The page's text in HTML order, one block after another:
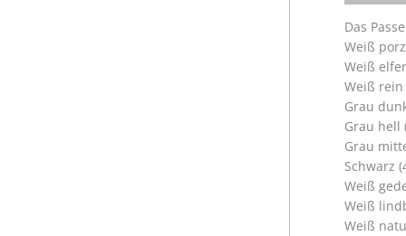
Das
Weiß
Weiß
Weiß rein
Grau
Grau hell
Grau
Schwarz
Weiß
Weiß
Weiß